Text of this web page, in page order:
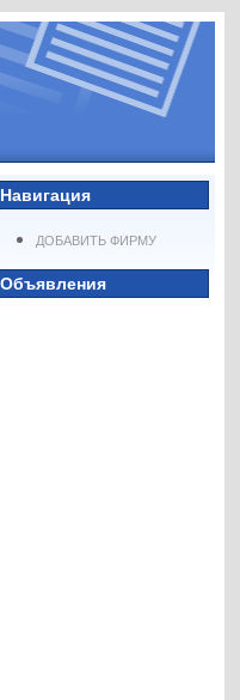
Навигация
ДОБАВИТЬ ФИРМУ
Объявления